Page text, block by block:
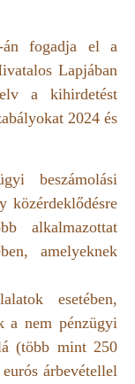
án fogadja el a
Lapjában
a kihirdetést
2024 és
beszámolási
közérdeklődésre
alkalmazottat
amelyeknek
esetében,
a nem pénzügyi
(több mint 250
árbevétellel